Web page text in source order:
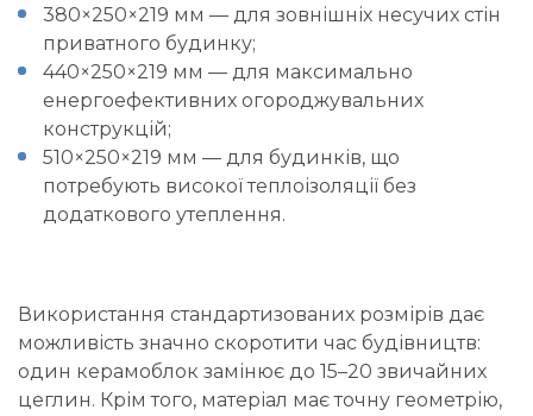
380×250×219 мм — для зовнішніх несучих стін
приватного будинку;
440×250×219 мм — для максимально
енергоефективних огороджувальних
конструкцій;
510×250×219 мм — для будинків, що
потребують високої теплоізоляції без
додаткового утеплення.
Використання стандартизованих розмірів дає
можливість значно скоротити час будівництв:
один керамоблок замінює до 15–20 звичайних
цеглин. Крім того, матеріал має точну геометрію,